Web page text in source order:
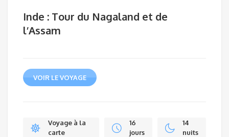
Inde : Tour du Nagaland et de
l’Assam
VOIR LE VOYAGE
Voyage à la
carte
16
jours
14
nuits